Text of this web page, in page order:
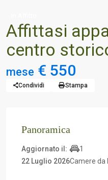
Affittasi
centro
mese € 550
Condividi Stampa
Panoramica
Aggiornato il:
22 Luglio 2026
1
Camere da